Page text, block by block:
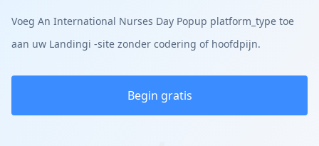
Voeg An International Nurses Day Popup platform_type toe
aan uw Landingi -site zonder codering of hoofdpijn.
Begin gratis